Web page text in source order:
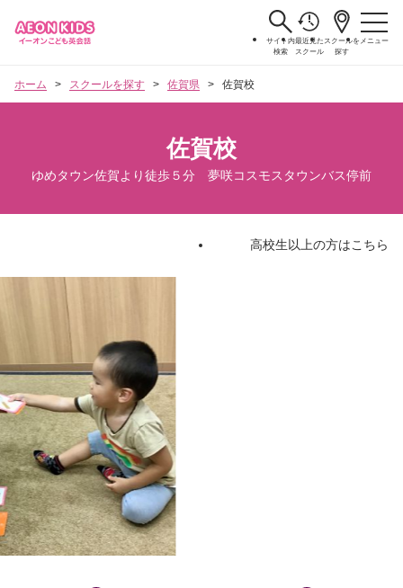
サイト内
検索
最近見た
スクール
スクールを
探す
メニュー
ホーム スクールを探す 佐賀県 佐賀校
佐賀校
ゆめタウン佐賀より徒歩５分 夢咲コスモスタウンバス停前
高校生以上の方はこちら